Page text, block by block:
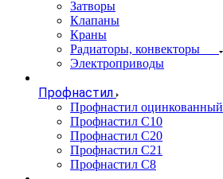
Затворы
Клапаны
Краны
Радиаторы, конвекторы
Электроприводы
Профнастил
Профнастил оцинкованный
Профнастил С10
Профнастил С20
Профнастил С21
Профнастил С8